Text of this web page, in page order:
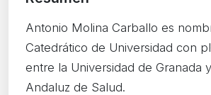
Antonio Molina Carballo es
Catedrático de Universidad con
entre la Universidad de Granada
Andaluz de Salud.